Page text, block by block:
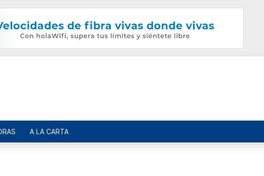
A LA CARTA